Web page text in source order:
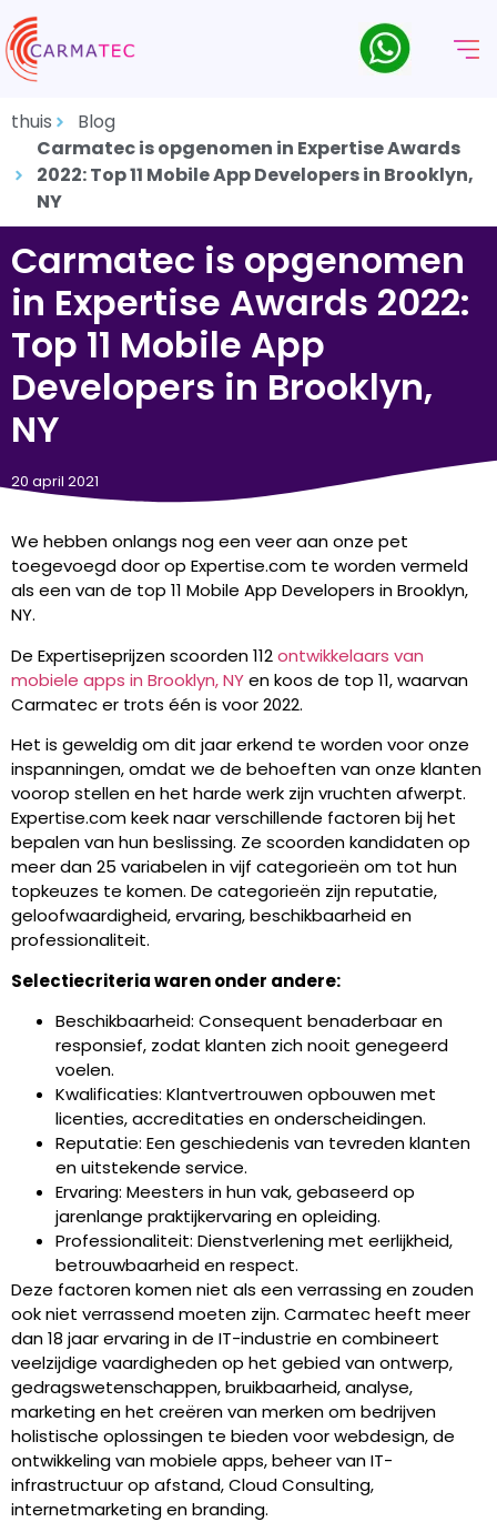
thuis
Blog
Carmatec is opgenomen in Expertise Awards
2022: Top 11 Mobile App Developers in Brooklyn,
NY
Carmatec is opgenomen
in Expertise Awards 2022:
Top 11 Mobile App
Developers in Brooklyn,
NY
20 april 2021
We hebben onlangs nog een veer aan onze pet
toegevoegd door op Expertise.com te worden vermeld
als een van de top 11 Mobile App Developers in Brooklyn,
NY.
De Expertiseprijzen scoorden 112ontwikkelaars van
mobiele apps in Brooklyn, NYen koos de top 11, waarvan
Carmatec er trots één is voor 2022.
Het is geweldig om dit jaar erkend te worden voor onze
inspanningen, omdat we de behoeften van onze klanten
voorop stellen en het harde werk zijn vruchten afwerpt.
Expertise.com keek naar verschillende factoren bij het
bepalen van hun beslissing. Ze scoorden kandidaten op
meer dan 25 variabelen in vijf categorieën om tot hun
topkeuzes te komen. De categorieën zijn reputatie,
geloofwaardigheid, ervaring, beschikbaarheid en
professionaliteit.
Selectiecriteria waren onder andere:
Beschikbaarheid: Consequent benaderbaar en
responsief, zodat klanten zich nooit genegeerd
voelen.
Kwalificaties: Klantvertrouwen opbouwen met
licenties, accreditaties en onderscheidingen.
Reputatie: Een geschiedenis van tevreden klanten
en uitstekende service.
Ervaring: Meesters in hun vak, gebaseerd op
jarenlange praktijkervaring en opleiding.
Professionaliteit: Dienstverlening met eerlijkheid,
betrouwbaarheid en respect.
Deze factoren komen niet als een verrassing en zouden
ook niet verrassend moeten zijn. Carmatec heeft meer
dan 18 jaar ervaring in de IT-industrie en combineert
veelzijdige vaardigheden op het gebied van ontwerp,
gedragswetenschappen, bruikbaarheid, analyse,
marketing en het creëren van merken om bedrijven
holistische oplossingen te bieden voor webdesign, de
ontwikkeling van mobiele apps, beheer van IT-
infrastructuur op afstand, Cloud Consulting,
internetmarketing en branding.